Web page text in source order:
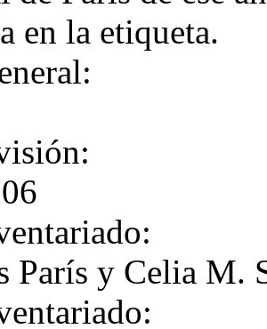
en la etiqueta.
París y Celia M.